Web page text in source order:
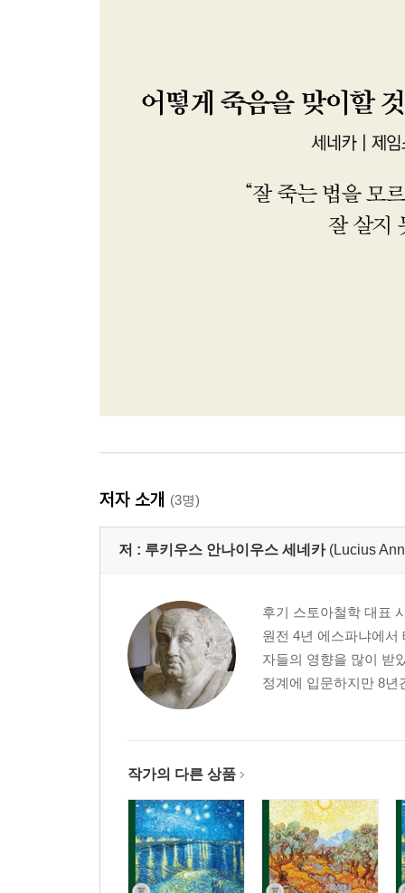
저자 소개 (3명)
저 : 루키우스 안나이우스 세네카 (Lucius
후기 스토아철학 대표
원전 4년 에스파냐에
자들의 영향을 많이 받
정계에 입문하지만 8년
작가의 다른 상품